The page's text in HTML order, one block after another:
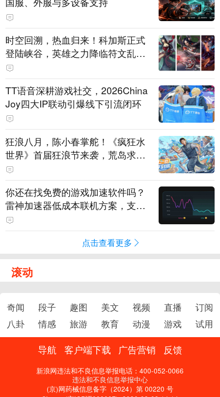
时空回溯，热血归来！科加斯正式
登陆峡谷，英雄之力降临符文乱
斗！
TT语音深耕游戏社交，2026China
Joy四大IP联动引爆线下引流闭环
狂浪八月，陈小春掌舵！《疯狂水
世界》首届狂浪节来袭，荒岛求生
直播即将开启
你还在找免费的游戏加速软件吗？
雷神加速器低成本联机方案，支持
免费试用
点击查看更多
滚动
奇闻 段子 趣图 美文 视频 直播
订阅
八卦
情感 旅游 教育 动漫 游戏 试用
导航 客户端下载 广告营销 反馈
新浪网违法和不良信息举报电话：400-052-0066
违法和不良信息举报中心
(京)网药械信息备字（2024）第 00220 号